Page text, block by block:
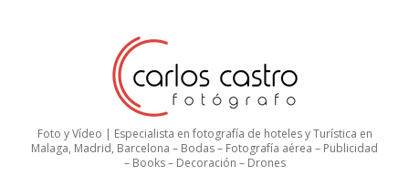
Foto y Vídeo | Especialista en fotografía de hoteles y Turística en
Malaga, Madrid, Barcelona – Bodas – Fotografía aérea – Publicidad
– Books – Decoración – Drones